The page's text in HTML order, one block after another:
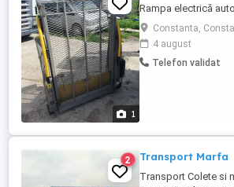
1
Rampa electrică
Constanta,
4 august
Telefon validat
2 Transport Marfa
Transport Colete si